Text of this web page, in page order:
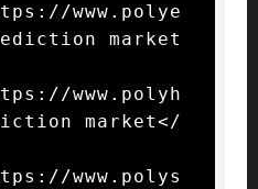
www.polye
market
www.polyh
market</
www.polys